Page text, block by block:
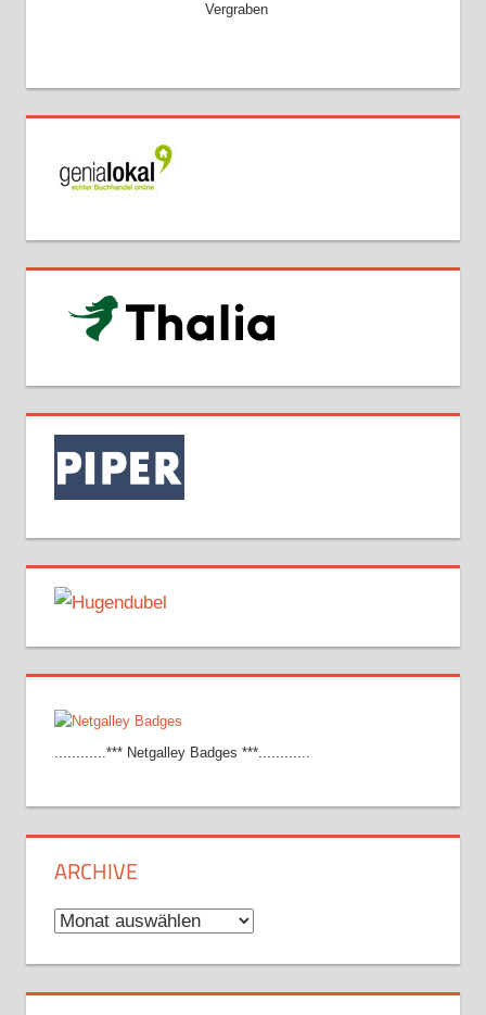
Vergraben
............*** Netgalley Badges ***............
ARCHIVE
Archive